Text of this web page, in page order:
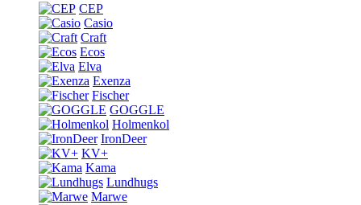
CEP
Casio
Craft
Ecos
Elva
Exenza
Fischer
GOGGLE
Holmenkol
IronDeer
KV+
Kama
Lundhugs
Marwe